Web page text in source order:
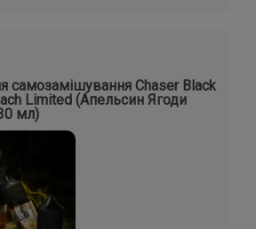
самозамішування Chaser Black
Limited (Апельсин Ягоди
мл)